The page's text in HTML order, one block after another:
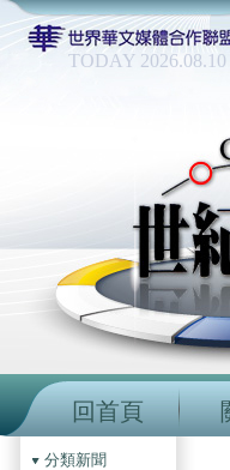
TODAY 2026.08.10
回首頁
分類新聞